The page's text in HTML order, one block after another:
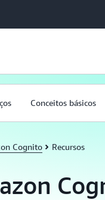
Conceitos básicos
Cognito Recursos